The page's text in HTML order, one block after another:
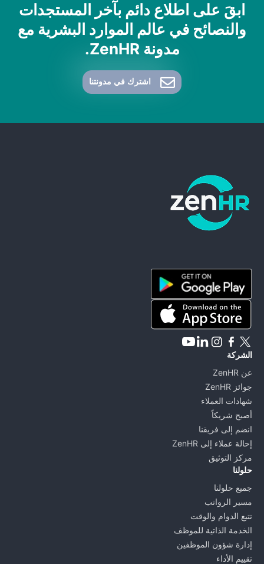
ابقَ على اطلاع دائم بآخر المستجدات
والنصائح في عالم الموارد البشرية مع
مدونة ZenHR.
اشترك في مدونتنا
الشركة
عن ZenHR
جوائز ZenHR
شهادات العملاء
أصبح شريكاً
انضم إلى فريقنا
إحالة عملاء إلى ZenHR
مركز التوثيق
حلولنا
جميع حلولنا
مسير الرواتب
تتبع الدوام والوقت
الخدمة الذاتية للموظف
إدارة شؤون الموظفين
تقييم الأداء